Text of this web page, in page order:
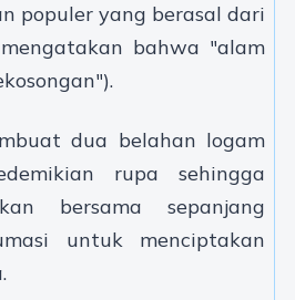
populer yang berasal dari
bahwa "alam
dua belahan logam
rupa sehingga
bersama sepanjang
untuk menciptakan